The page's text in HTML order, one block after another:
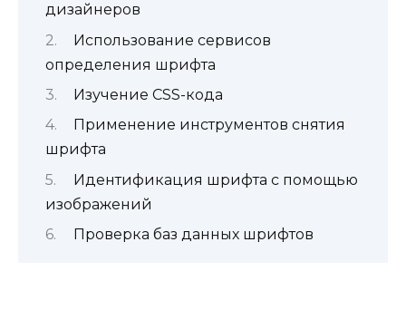
дизайнеров
Использование сервисов
определения шрифта
Изучение CSS-кода
Применение инструментов снятия
шрифта
Идентификация шрифта с помощью
изображений
Проверка баз данных шрифтов